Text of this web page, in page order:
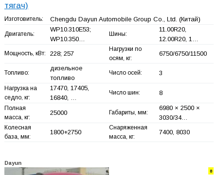
тягач)
Изготовитель: Chengdu Dayun Automobile Group Co., Ltd. (Китай)
Двигатель:
WP10.310E53;
WP10.350…
Шины:
11.00R20,
12.00R20, 1…
Мощность, кВт: 228; 257
Нагрузки по
осям, кг:
6750/6750/11500
Топливо:
дизельное
топливо
Число осей: 3
Нагрузка на
седло, кг:
17470, 17405,
16840, …
Число шин: 8
Полная
масса, кг:
25000 Габариты, мм:
6980 × 2500 ×
3030/34…
Колесная
база, мм:
1800+2750
Снаряженная
масса, кг:
7400, 8030
Dayun
8